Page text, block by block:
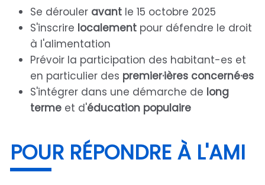
Se dérouler avant le 15 octobre 2025
S'inscrire localement pour défendre le droit
à l'alimentation
Prévoir la participation des habitant-es et
en particulier des premier·ières concerné·es
S'intégrer dans une démarche de long
terme et d'éducation populaire
POUR RÉPONDRE À L'AMI